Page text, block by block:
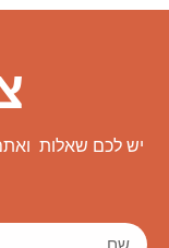
יש לכם שאלות